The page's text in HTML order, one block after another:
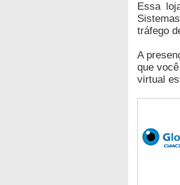
Essa
tráfego
A
que
virtual